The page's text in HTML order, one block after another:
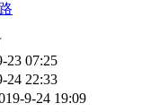
23 07:25
24 22:33
9-24 19:09